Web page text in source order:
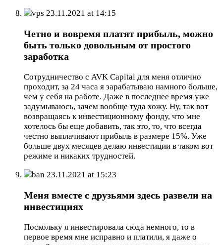
vps 23.11.2021 at 14:15
Четно и вовремя платят прибыль, можно
быть только довольным от простого
заработка
Сотрудничество с AVK Capital для меня отлично
проходит, за 24 часа я зарабатываю намного больше,
чем у себя на работе. Даже в последнее время уже
задумываюсь, зачем вообще туда хожу. Ну, так вот
возвращаясь к инвестиционному фонду, что мне
хотелось бы еще добавить, так это, то, что всегда
честно выплачивают прибыль в размере 15%. Уже
больше двух месяцев делаю инвестиции в таком вот
режиме и никаких трудностей.
ban 23.11.2021 at 15:23
Меня вместе с друзьями здесь развели на
инвестициях
Поскольку я инвестировала сюда немного, то в
первое время мне исправно и платили, я даже о